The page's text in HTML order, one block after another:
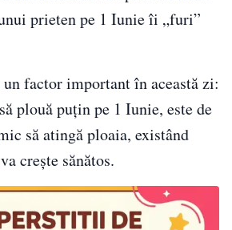
prieten pe 1 Iunie îi „furi”
un factor important în această zi:
plouă puțin pe 1 Iunie, este de
să atingă ploaia, existând
crește sănătos.